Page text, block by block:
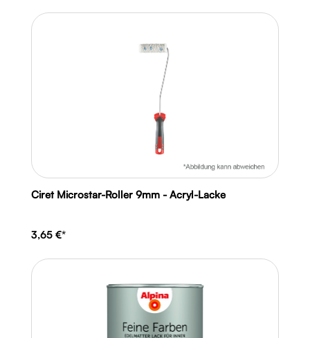
Ciret Microstar-Roller 9mm - Acryl-Lacke
3,65 €*